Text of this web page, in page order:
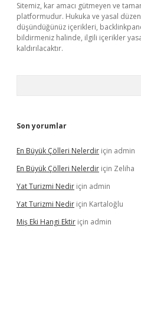
Sitemiz, kar amacı gütmeyen ve
platformudur. Hukuka ve yasal
düşündüğünüz içerikleri,
bildirmeniz halinde, ilgili içerikler
kaldırılacaktır.
Son yorumlar
En Büyük Çölleri Nelerdir için admin
En Büyük Çölleri Nelerdir için Zeliha
Yat Turizmi Nedir için admin
Yat Turizmi Nedir için Kartaloğlu
Miş Eki Hangi Ektir için admin